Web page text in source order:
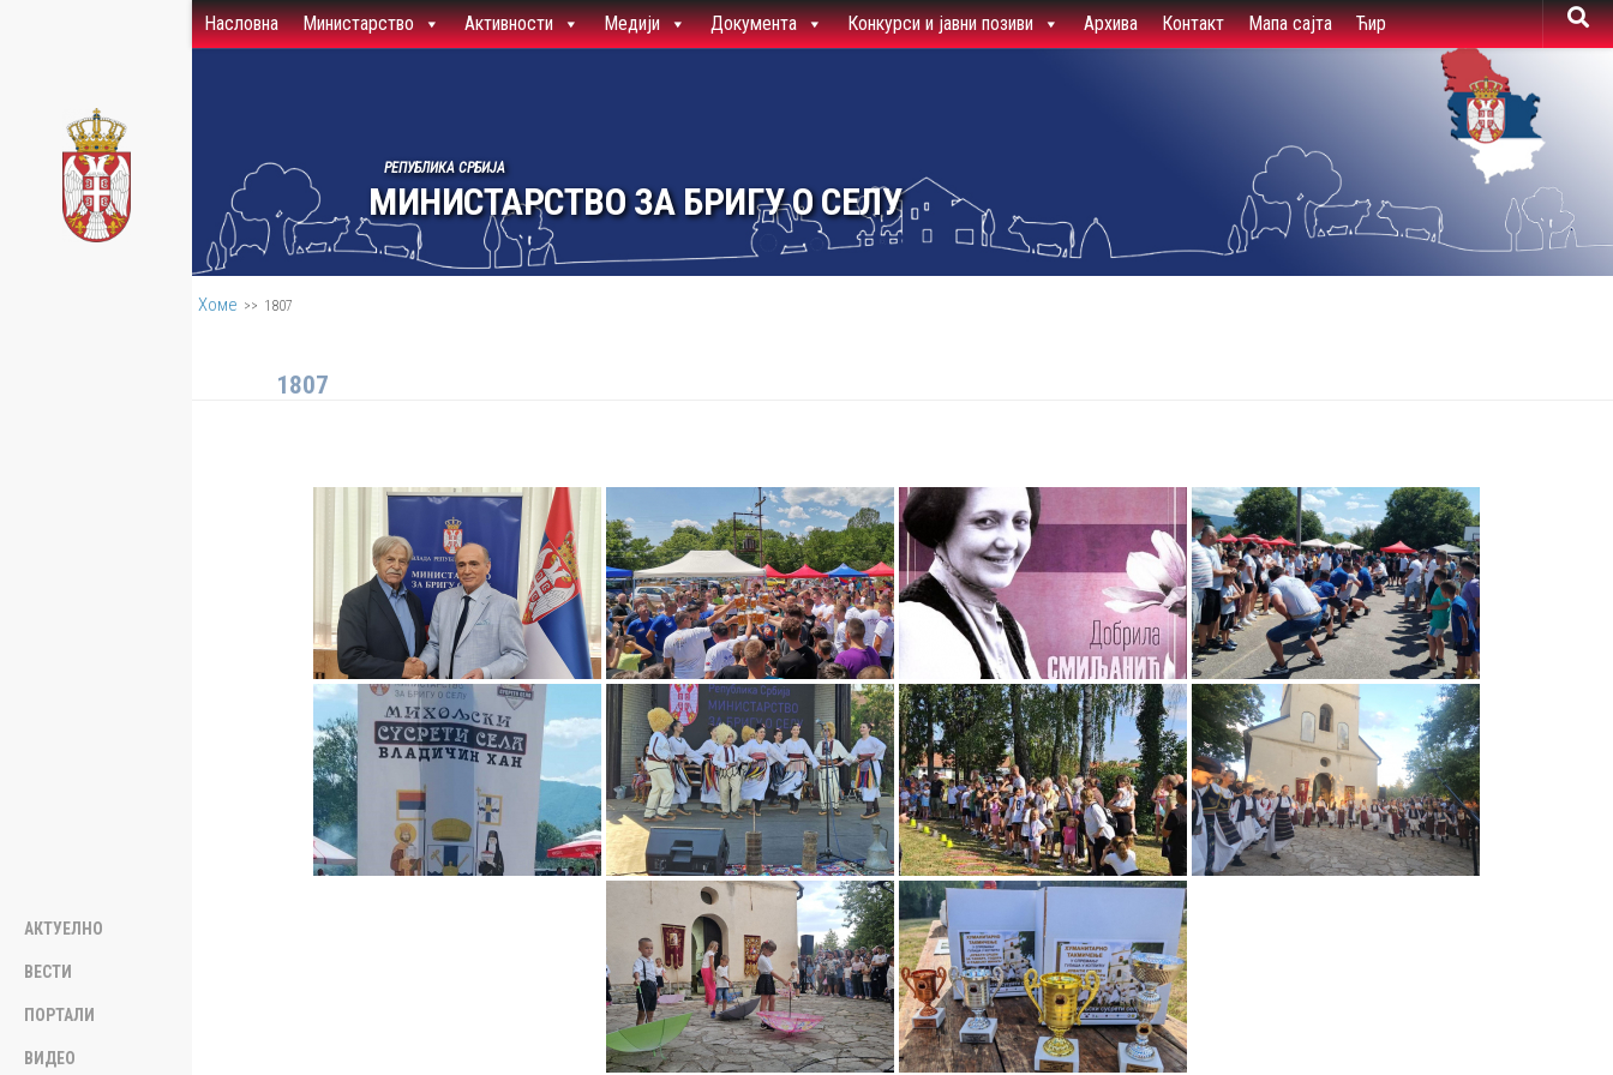
Насловна Министарство Активности Медији Документа Конкурси и јавни позиви Архива Контакт Мапа сајта Ћир
МИНИСТАРСТВО ЗА БРИГУ О СЕЛУ
РЕПУБЛИКА СРБИЈА
Хоме >> 1807
1807
АКТУЕЛНО
ВЕСТИ
ПОРТАЛИ
ВИДЕО